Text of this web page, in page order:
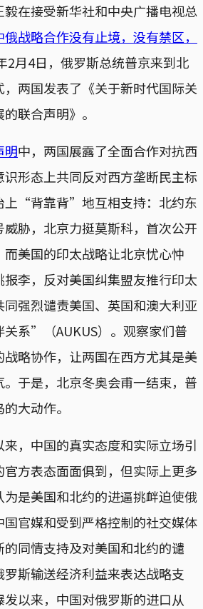
毅在接受新华社和中央广播电视总
俄战略合作没有止境，没有禁区，
2月4日，俄罗斯总统普京来到北
两国发表了《关于新时代国际关
联合声明》。
明中，两国展露了全面合作对抗西
形态上共同反对西方垄断民主标
上“背靠背”地互相支持：北约东
胁，北京力挺莫斯科，首次公开
美国的印太战略让北京忧心忡
李，反对美国纠集盟友推行印太
强烈谴责美国、英国和澳大利亚
系”（AUKUS）。观察家们普
略协作，让两国在西方尤其是美
于是，北京冬奥会甫一结束，普
大动作。
，中国的真实态度和实际立场引
官方表态面面俱到，但实际上更多
是美国和北约的进逼挑衅迫使俄
官媒和受到严格控制的社交媒体
的同情支持及对美国和北约的谴
斯输送经济利益来表达战略支
以来，中国对俄罗斯的进口从